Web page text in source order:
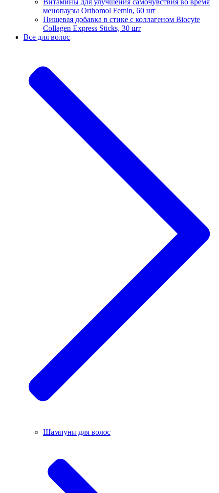
менопаузы Orthomol Femin, 60 шт
Пищевая добавка в стике с коллагеном Biocyte
Collagen Express Sticks, 30 шт
Все для волос
Шампуни для волос